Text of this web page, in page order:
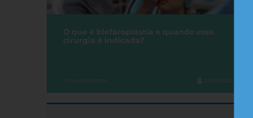
O que é blefaroplastia e quando essa
cirurgia é indicada?
Procedimentos 03/08/2026